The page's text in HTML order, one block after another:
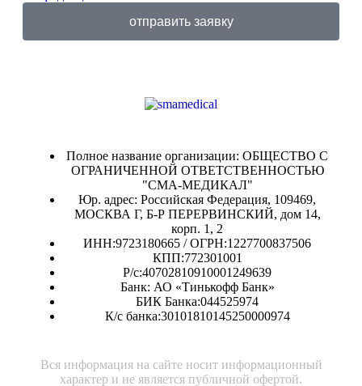
отправить заявку
Полное название организации: ОБЩЕСТВО С
ОГРАНИЧЕННОЙ ОТВЕТСТВЕННОСТЬЮ
"СМА-МЕДИКАЛ"
Юр. адрес: Российская Федерация, 109469,
МОСКВА Г, Б-Р ПЕРЕРВИНСКИЙ, дом 14,
корп. 1, 2
ИНН:9723180665 / ОГРН:1227700837506
КПП:772301001
Р/с:40702810910001249639
Банк: АО «Тинькофф Банк»
БИК Банка:044525974
К/с банка:30101810145250000974
Вся информация на сайте носит информационный
характер и не является публичной офертой.